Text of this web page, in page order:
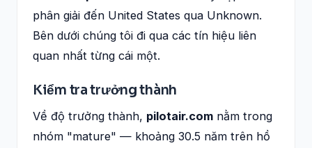
phân giải đến United States qua Unknown.
Bên dưới chúng tôi đi qua các tín hiệu liên
quan nhất từng cái một.
Kiểm tra trưởng thành
Về độ trưởng thành, pilotair.com nằm trong
nhóm "mature" — khoảng 30.5 năm trên hồ